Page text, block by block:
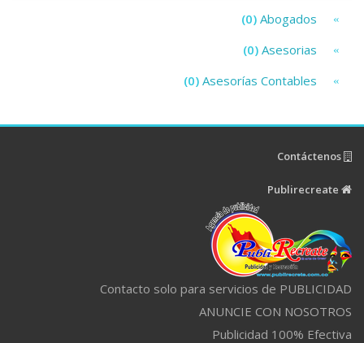
Abogados
(0)
Asesorias
(0)
Asesorías Contables
(0)
Contacto solo para servicios de PUBLICIDAD
ANUNCIE CON NOSOTROS
Publicidad 100% Efectiva